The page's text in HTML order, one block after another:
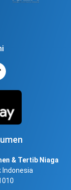
& Tertib Niaga
Indonesia